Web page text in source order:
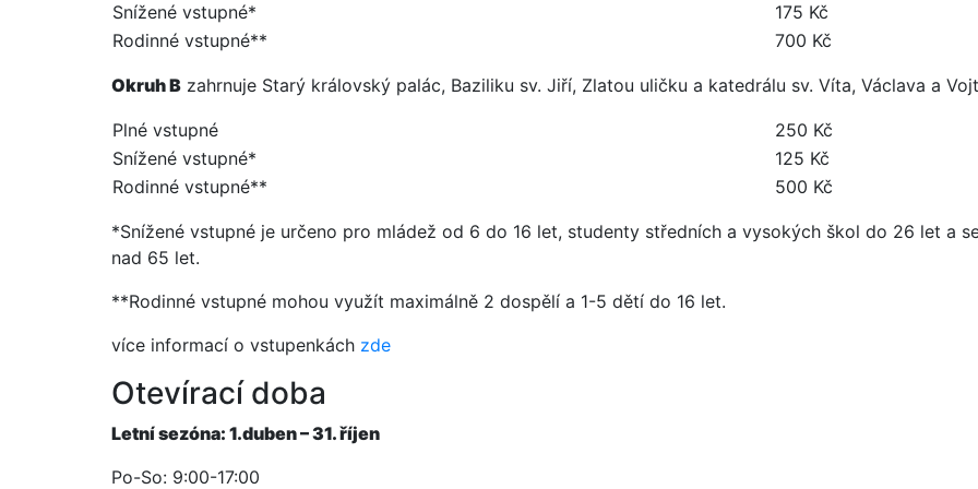
Snížené vstupné*
175 Kč
Rodinné vstupné**
700 Kč
Okruh B zahrnuje Starý královský palác, Baziliku sv. Jiří, Zlatou uličku a katedrálu sv. Víta, Václava a
Plné vstupné
250 Kč
Snížené vstupné*
125 Kč
Rodinné vstupné**
500 Kč
*Snížené vstupné je určeno pro mládež od 6 do 16 let, studenty středních a vysokých škol do 26 let a
nad 65 let.
**Rodinné vstupné mohou využít maximálně 2 dospělí a 1-5 dětí do 16 let.
více informací o vstupenkách zde
Otevírací doba
Letní sezóna: 1.duben – 31. říjen
Po-So: 9:00-17:00